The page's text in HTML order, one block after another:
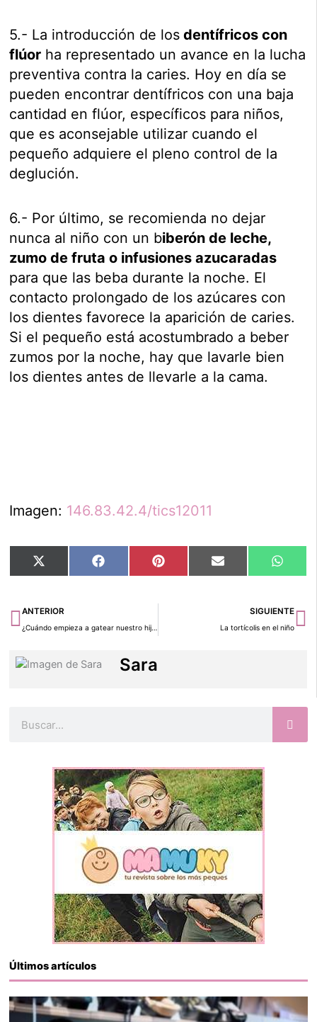
5.- La introducción de los dentífricos con
flúor ha representado un avance en la lucha
preventiva contra la caries. Hoy en día se
pueden encontrar dentífricos con una baja
cantidad en flúor, específicos para niños,
que es aconsejable utilizar cuando el
pequeño adquiere el pleno control de la
deglución.
6.- Por último, se recomienda no dejar
nunca al niño con un biberón de leche,
zumo de fruta o infusiones azucaradas
para que las beba durante la noche. El
contacto prolongado de los azúcares con
los dientes favorece la aparición de caries.
Si el pequeño está acostumbrado a beber
zumos por la noche, hay que lavarle bien
los dientes antes de llevarle a la cama.
Imagen: 146.83.42.4/tics12011
Compartir
en
X
(Twitter)
Compartir
en
Facebook Compartir
en
Pinterest Compartir
en
Email
en
Ant
ANTERIOR
¿Cuándo empieza a gatear nuestro hijo?
SIGUIENTE
La tortícolis en el niño
Sara
Últimos artículos